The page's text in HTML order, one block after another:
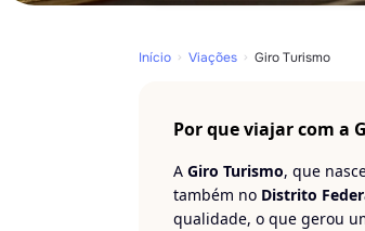
Início Viações Giro Turismo
Por que viajar com a
A Giro Turismo, que
também no Distrito
qualidade, o que gerou